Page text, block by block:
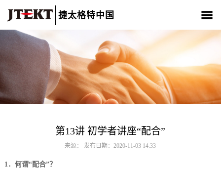
捷太格特中国
关于我们 产品介绍 新闻中心 CSR 人材招聘
联系我们
第13讲 初学者讲座“配合”
来源： 发布日期：2020-11-03 14:33
1．何谓“配合”？